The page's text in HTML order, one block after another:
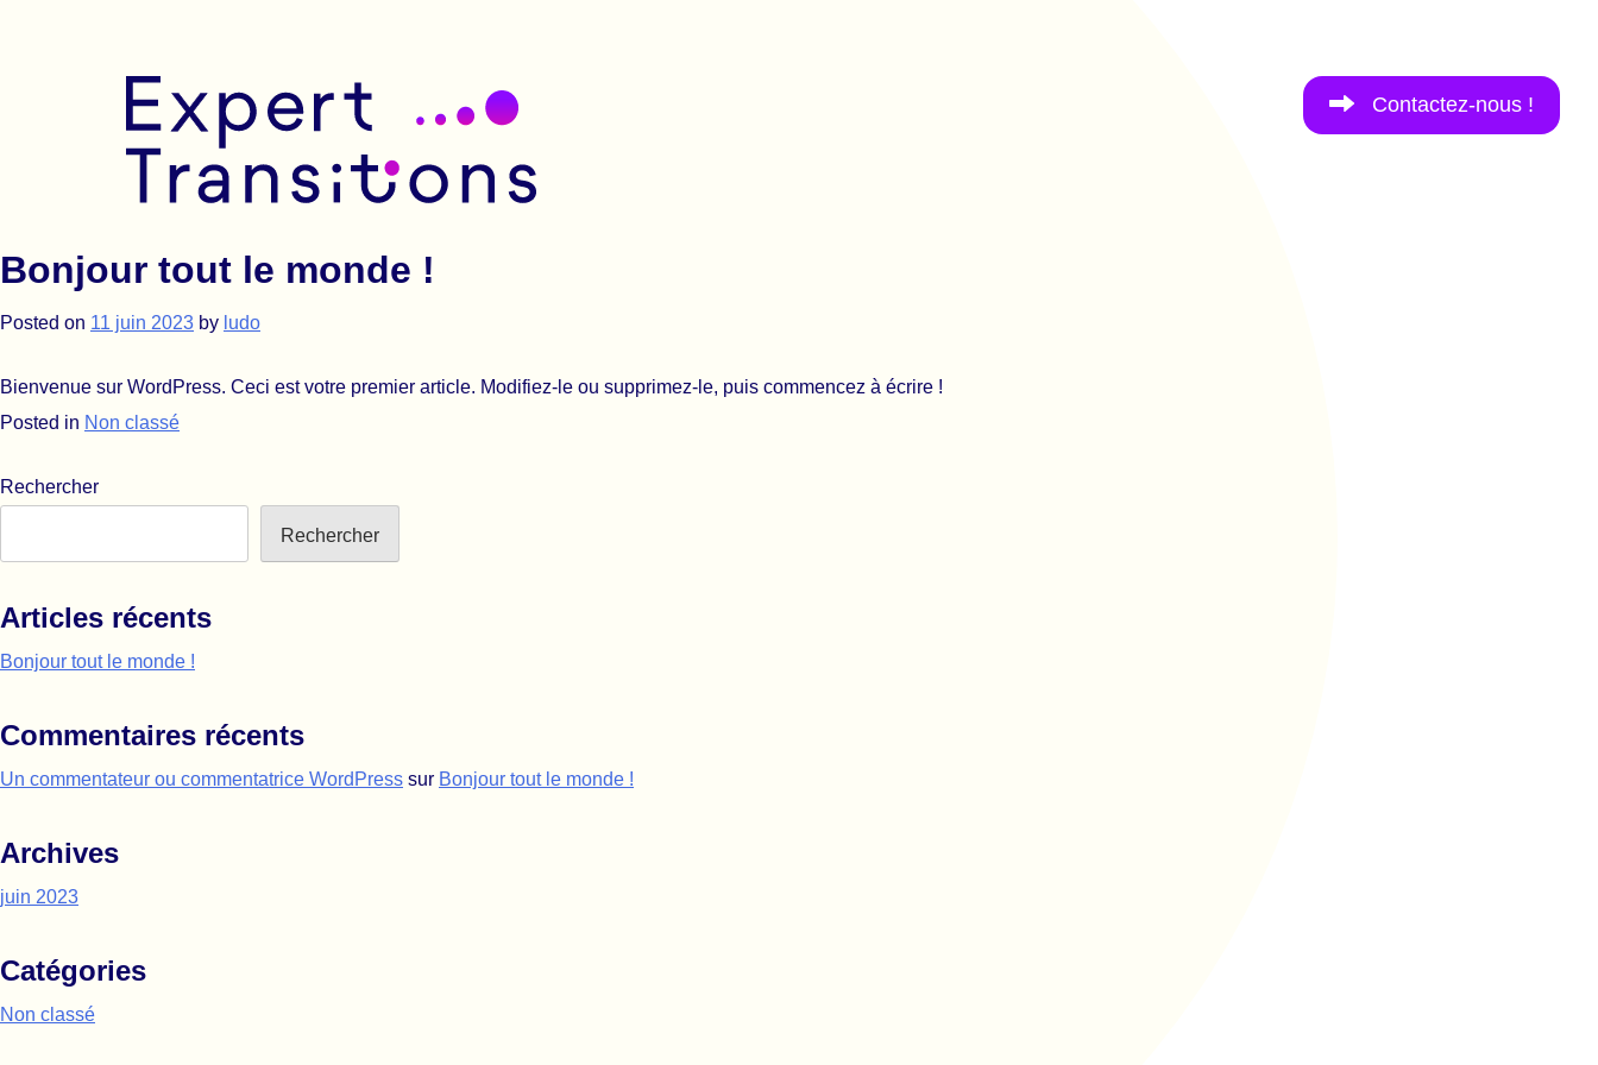
Contactez-nous !
Bonjour tout le monde !
Posted on 11 juin 2023 by ludo
Bienvenue sur WordPress. Ceci est votre premier article. Modifiez-le ou supprimez-le, puis commencez à écrire !
Posted in Non classé
Rechercher
Rechercher
Articles récents
Bonjour tout le monde !
Commentaires récents
Un commentateur ou commentatrice WordPress sur Bonjour tout le monde !
Archives
juin 2023
Catégories
Non classé